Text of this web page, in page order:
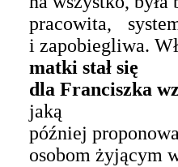
pracowita,
i zapobiegliwa.
matki stał się
dla Franciszka
jaką
później
osobom żyjącym